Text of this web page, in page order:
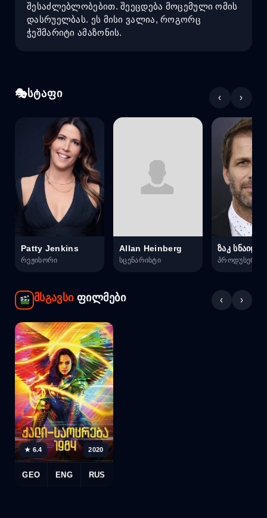
შესაძლებლობებით. შეეცდება მოცემული ომის
დასრუელბას. ეს მისი ვალია, როგორც
ჭეშმარიტი ამაზონის.
სტაფი ‹ ›
Patty Jenkins
რეჟისორი
Allan Heinberg
სცენარისტი
ზაკ
პროდუსერი
მსგავსიფილმები ‹ ›
★ 6.4 2020
GEO ENG RUS